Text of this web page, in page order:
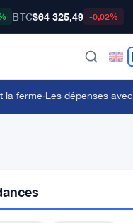
BTC$64 325,49 -0,02%
·Les dépenses avec la